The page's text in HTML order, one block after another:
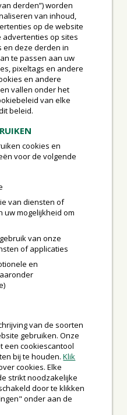
derden”) worden
van inhoud,
op de website
op sites
en deze derden in
te passen aan uw
pixeltags en andere
en andere
vallen onder het
van elke
beleid.
cookies en
voor de volgende
van diensten of
uw mogelijkheid om
van onze
of applicaties
en
van de soorten
gebruiken. Onze
een cookiescantool
bij te houden.Klik
cookies. Elke
strikt noodzakelijke
door te klikken
onder aan de